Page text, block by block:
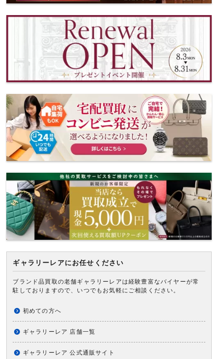
ギャラリーレアにお任せください
ブランド品買取の老舗ギャラリーレアは経験豊富なバイヤーが常
駐しておりますので、いつでもお気軽にご相談ください。
初めての方へ
ギャラリーレア 店舗一覧
ギャラリーレア 公式通販サイト